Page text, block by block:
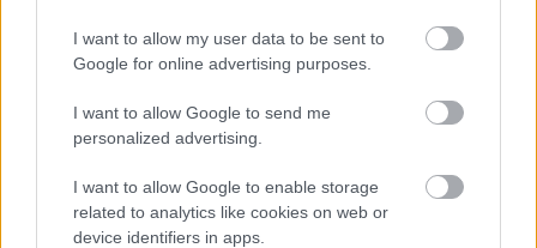
I want to allow my user data to be sent to
Google for online advertising purposes.
I want to allow Google to send me
personalized advertising.
I want to allow Google to enable storage
related to analytics like cookies on web or
device identifiers in apps.
Egyhetes országos ellenőrzést tart a
rendőrség a utakon
Mától jelentkezhetnek a kivitelezők a
háztartások napelemes és fűtési
rendszereit támogató pályázatra